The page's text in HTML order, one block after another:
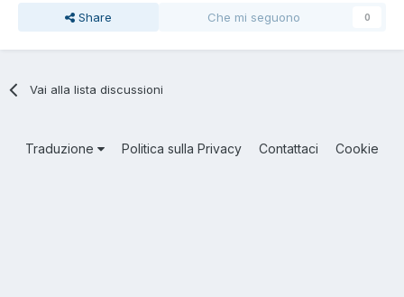
Share Che mi seguono 0
Vai alla lista discussioni
Traduzione Politica sulla Privacy Contattaci Cookie